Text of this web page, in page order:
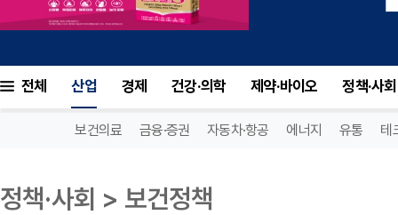
전체 산업 경제 건강·의학 제약·바이오 정책·사회
보건의료 금융·증권 자동차·항공 에너지 유통 테
정책·사회 > 보건정책